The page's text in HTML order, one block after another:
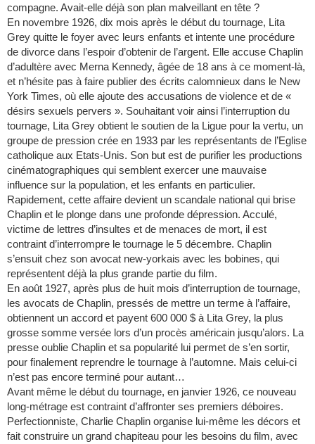
compagne. Avait-elle déjà son plan malveillant en tête ?
En novembre 1926, dix mois après le début du tournage, Lita
Grey quitte le foyer avec leurs enfants et intente une procédure
de divorce dans l’espoir d’obtenir de l’argent. Elle accuse Chaplin
d’adultère avec Merna Kennedy, âgée de 18 ans à ce moment-là,
et n’hésite pas à faire publier des écrits calomnieux dans le New
York Times, où elle ajoute des accusations de violence et de «
désirs sexuels pervers ». Souhaitant voir ainsi l’interruption du
tournage, Lita Grey obtient le soutien de la Ligue pour la vertu, un
groupe de pression crée en 1933 par les représentants de l’Eglise
catholique aux Etats-Unis. Son but est de purifier les productions
cinématographiques qui semblent exercer une mauvaise
influence sur la population, et les enfants en particulier.
Rapidement, cette affaire devient un scandale national qui brise
Chaplin et le plonge dans une profonde dépression. Acculé,
victime de lettres d’insultes et de menaces de mort, il est
contraint d’interrompre le tournage le 5 décembre. Chaplin
s’ensuit chez son avocat new-yorkais avec les bobines, qui
représentent déjà la plus grande partie du film.
En août 1927, après plus de huit mois d’interruption de tournage,
les avocats de Chaplin, pressés de mettre un terme à l’affaire,
obtiennent un accord et payent 600 000 $ à Lita Grey, la plus
grosse somme versée lors d’un procès américain jusqu’alors. La
presse oublie Chaplin et sa popularité lui permet de s’en sortir,
pour finalement reprendre le tournage à l’automne. Mais celui-ci
n’est pas encore terminé pour autant…
Avant même le début du tournage, en janvier 1926, ce nouveau
long-métrage est contraint d’affronter ses premiers déboires.
Perfectionniste, Charlie Chaplin organise lui-même les décors et
fait construire un grand chapiteau pour les besoins du film, avec